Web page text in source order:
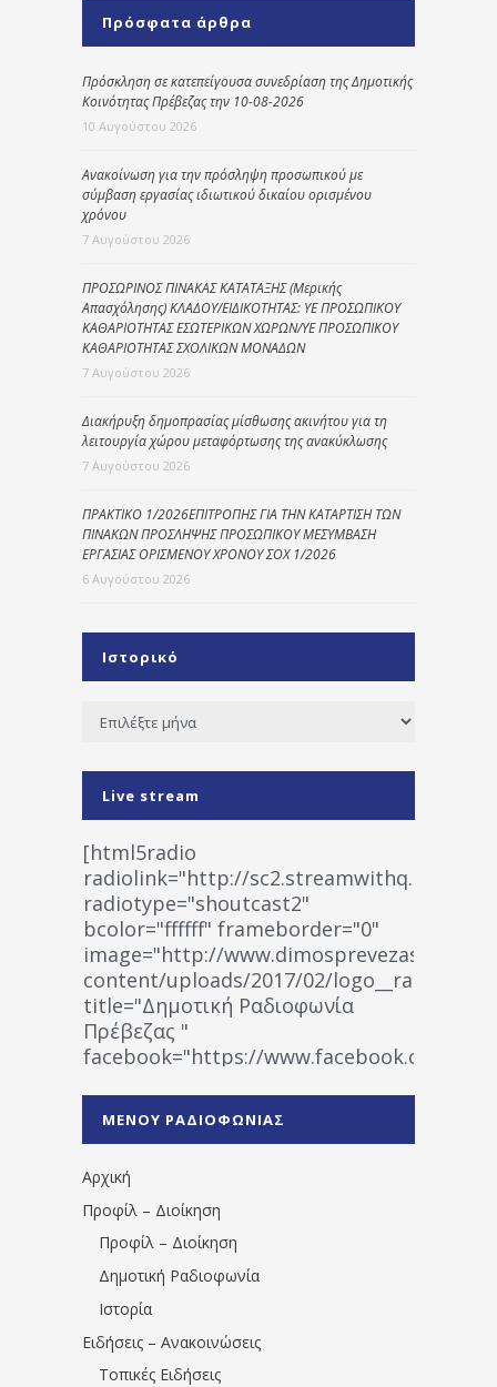
Πρόσφατα άρθρα
Πρόσκληση σε κατεπείγουσα συνεδρίαση της Δημοτικής
Κοινότητας Πρέβεζας την 10-08-2026
10 Αυγούστου 2026
Ανακοίνωση για την πρόσληψη προσωπικού με
σύμβαση εργασίας ιδιωτικού δικαίου ορισμένου
χρόνου
7 Αυγούστου 2026
ΠΡΟΣΩΡΙΝΟΣ ΠΙΝΑΚΑΣ ΚΑΤΑΤΑΞΗΣ (Μερικής
Απασχόλησης) ΚΛΑΔΟΥ/ΕΙΔΙΚΟΤΗΤΑΣ: ΥΕ ΠΡΟΣΩΠΙΚΟΥ
ΚΑΘΑΡΙΟΤΗΤΑΣ ΕΣΩΤΕΡΙΚΩΝ ΧΩΡΩΝ/ΥΕ ΠΡΟΣΩΠΙΚΟΥ
ΚΑΘΑΡΙΟΤΗΤΑΣ ΣΧΟΛΙΚΩΝ ΜΟΝΑΔΩΝ
7 Αυγούστου 2026
Διακήρυξη δημοπρασίας μίσθωσης ακινήτου για τη
λειτουργία χώρου μεταφόρτωσης της ανακύκλωσης
7 Αυγούστου 2026
ΠΡΑΚΤΙΚΟ 1/2026ΕΠΙΤΡΟΠΗΣ ΓΙΑ ΤΗΝ ΚΑΤΑΡΤΙΣΗ ΤΩΝ
ΠΙΝΑΚΩΝ ΠΡΟΣΛΗΨΗΣ ΠΡΟΣΩΠΙΚΟΥ ΜΕΣΥΜΒΑΣΗ
ΕΡΓΑΣΙΑΣ ΟΡΙΣΜΕΝΟΥ ΧΡΟΝΟΥ ΣΟΧ 1/2026
6 Αυγούστου 2026
Ιστορικό
Ιστορικό
Live stream
[html5radio
radiolink="http://
radiotype="shoutcast2"
bcolor="ffffff" frameborder="0"
image="http://www.dimosprevezas.gr/wp-
content/uploads/2017/02/
title="Δημοτική Ραδιοφωνία
Πρέβεζας "
facebook="https://www.facebook.com/
1531194763766854/" artist="" ]
ΜΕΝΟΥ ΡΑΔΙΟΦΩΝΙΑΣ
Αρχική
Προφίλ – Διοίκηση
Προφίλ – Διοίκηση
Δημοτική Ραδιοφωνία
Ιστορία
Ειδήσεις – Ανακοινώσεις
Τοπικές Ειδήσεις